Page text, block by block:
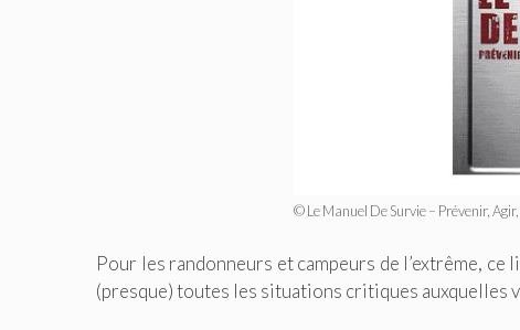
© Le Manuel De Survie – Prévenir, Agir,
Pour les randonneurs et campeurs de l’extrême,
(presque) toutes les situations critiques